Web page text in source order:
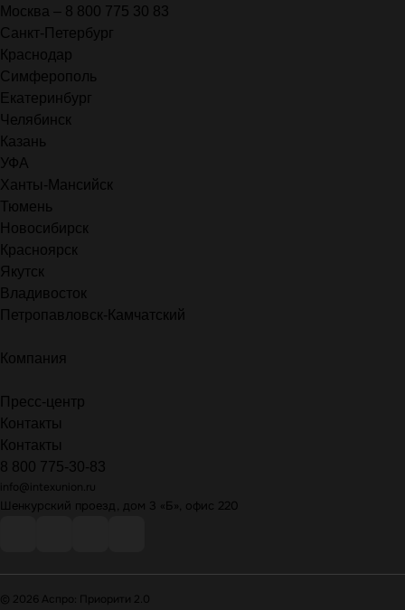
Москва – 8 800 775 30 83
Санкт-Петербург
Краснодар
Симферополь
Екатеринбург
Челябинск
Казань
УФА
Ханты-Мансийск
Тюмень
Новосибирск
Красноярск
Якутск
Владивосток
Петропавловск-Камчатский
Компания
Пресс-центр
Контакты
Контакты
8 800 775-30-83
info@intexunion.ru
Шенкурский проезд, дом 3 «Б», офис 220
© 2026 Аспро: Приорити 2.0